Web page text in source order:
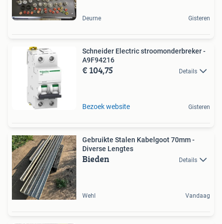
Deurne Gisteren
Schneider Electric stroomonderbreker -
A9F94216
€ 104,75 Details
Bezoek website Gisteren
Gebruikte Stalen Kabelgoot 70mm -
Diverse Lengtes
Bieden Details
Wehl Vandaag